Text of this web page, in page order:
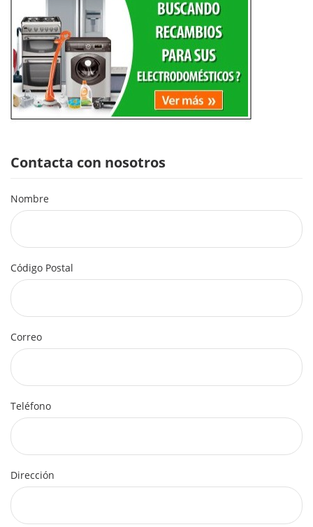
Contacta con nosotros
Nombre
Código Postal
Correo
Teléfono
Dirección